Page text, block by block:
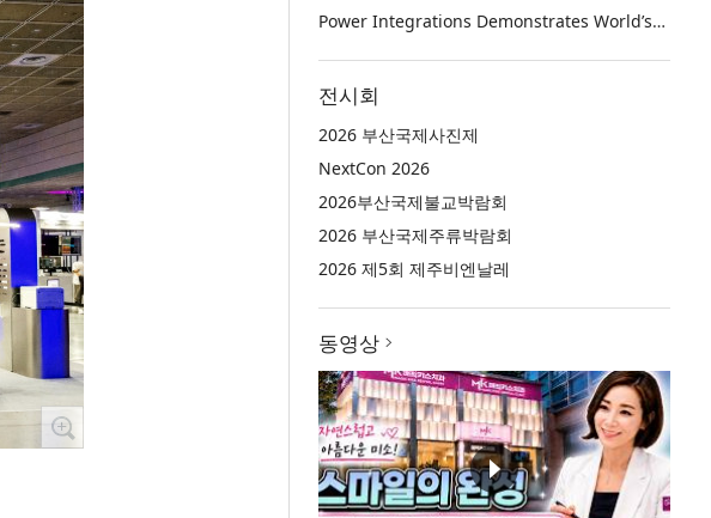
Power Integrations Demonstrates World’s First 2200 V GaN Technology for Next-Era High-Voltage Power Systems
전시회
2026 부산국제사진제
NextCon 2026
2026부산국제불교박람회
2026 부산국제주류박람회
2026 제5회 제주비엔날레
동영상